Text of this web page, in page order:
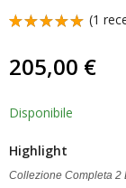
su base
(1
205,00 €
Disponibile
Highlight
Collezione Completa 2